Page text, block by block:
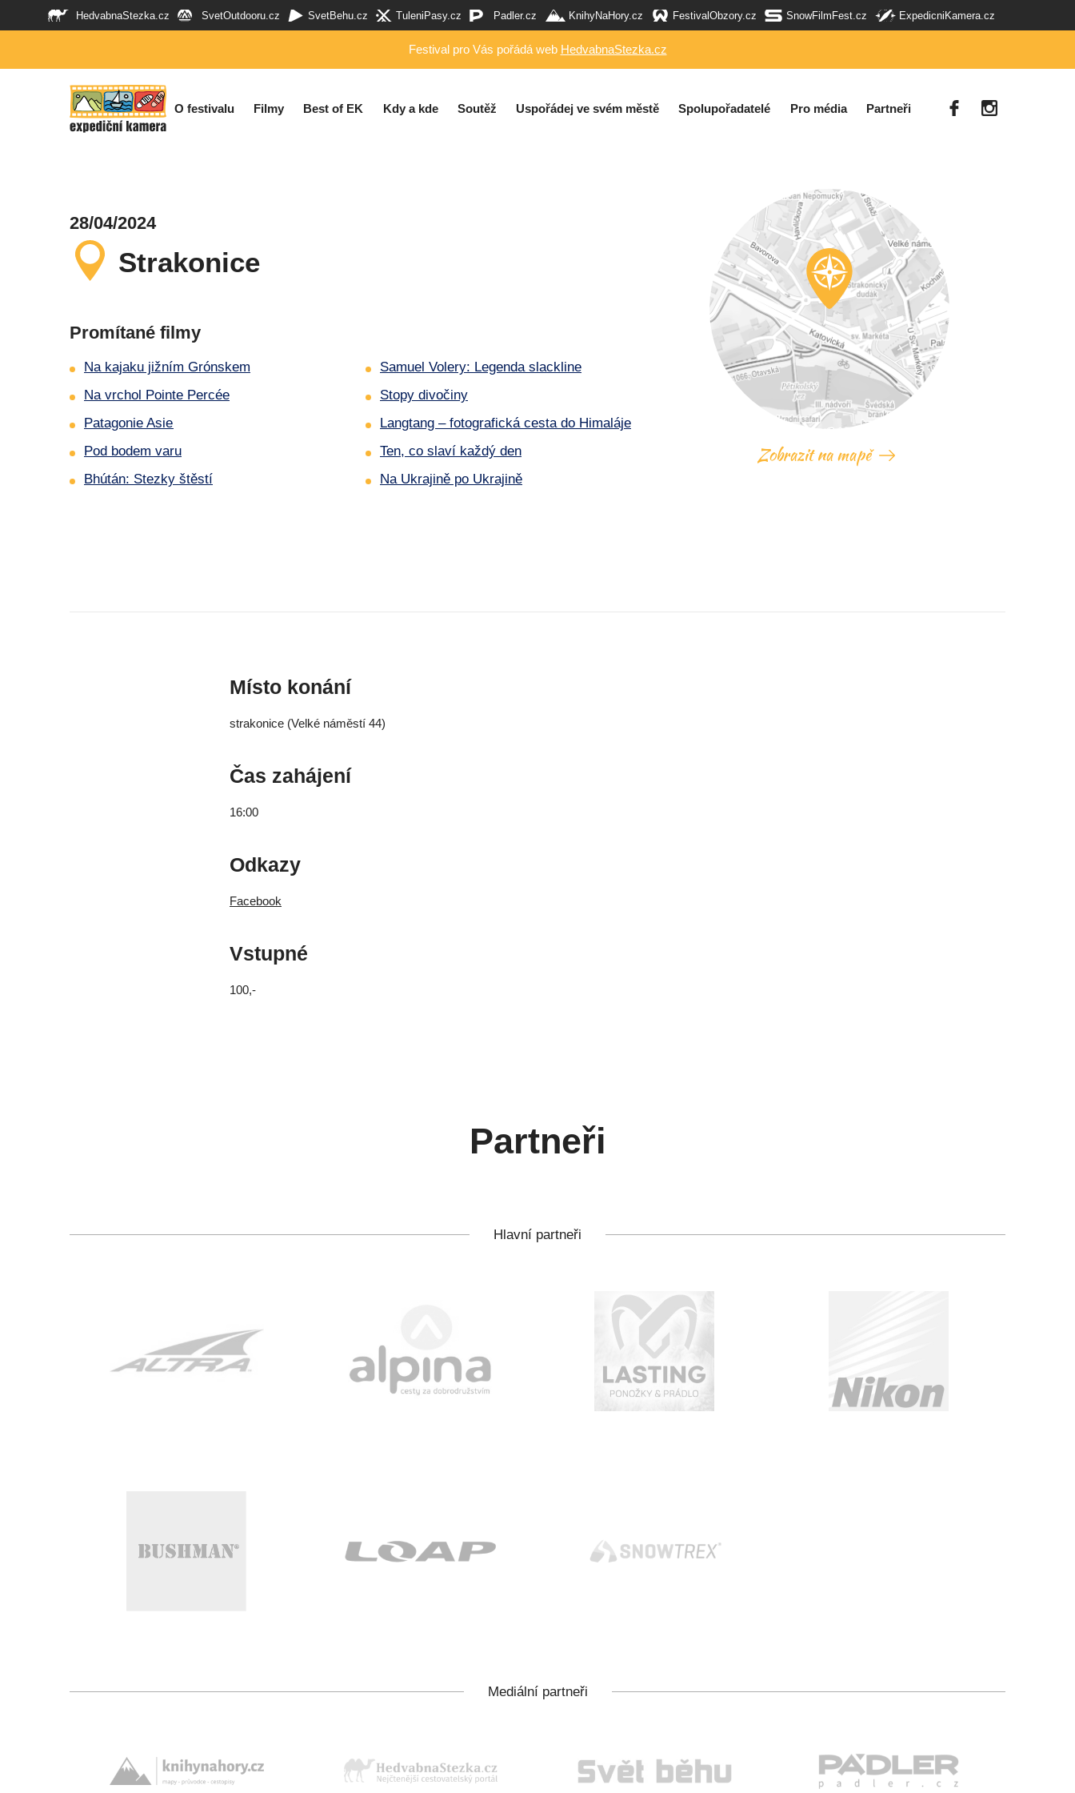
HedvabnaStezka.cz SvetOutdooru.cz SvetBehu.cz TuleniPasy.cz Padler.cz KnihyNaHory.cz FestivalObzory.cz SnowFilmFest.cz ExpedicniKamera.cz
Festival pro Vás pořádá web HedvabnaStezka.cz
O festivalu Filmy Best of EK Kdy a kde Soutěž Uspořádej ve svém městě Spolupořadatelé Pro média Partneři
28/04/2024
Strakonice
Promítané filmy
Na kajaku jižním Grónskem
Na vrchol Pointe Percée
Patagonie Asie
Pod bodem varu
Bhútán: Stezky štěstí
Samuel Volery: Legenda slackline
Stopy divočiny
Langtang – fotografická cesta do Himaláje
Ten, co slaví každý den
Na Ukrajině po Ukrajině
Zobrazit na mapě
Místo konání
strakonice (Velké náměstí 44)
Čas zahájení
16:00
Odkazy
Facebook
Vstupné
100,-
Partneři